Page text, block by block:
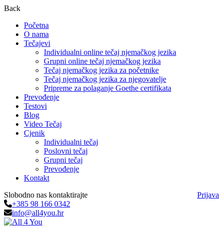
Back
Početna
O nama
Tečajevi
Individualni online tečaj njemačkog jezika
Grupni online tečaj njemačkog jezika
Tečaj njemačkog jezika za početnike
Tečaj njemačkog jezika za njegovatelje
Pripreme za polaganje Goethe certifikata
Prevođenje
Testovi
Blog
Video Tečaj
Cjenik
Individualni tečaj
Poslovni tečaj
Grupni tečaj
Prevođenje
Kontakt
Slobodno nas kontaktirajte
+385 98 166 0342
info@all4you.hr
Prijava